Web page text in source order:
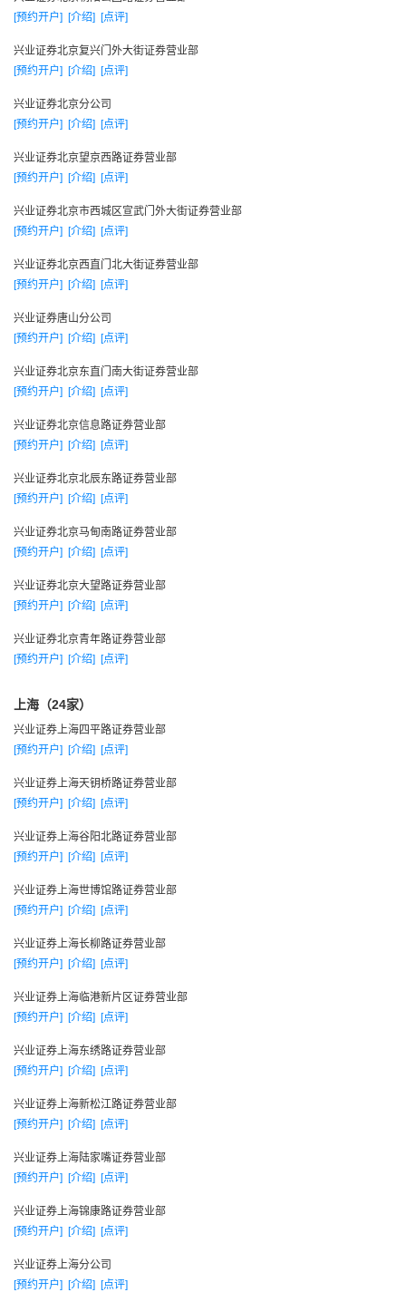
力的综合性优质金融服务公司。到2010年左右，综合实力争取
步入国内券商第一梯队，主要指标进入或接近行业10强，实现
公开上市，公司的竞争平台、实力和行业地位进一步提升。
客户相互依托，携手共进，继续为促进中国证券市场的发展做
编辑本段
兴业证券倡导“提升员工价值，创造客户价值”和“以人为
性、团结、敬业、拚搏的高素质专业化队伍，全司现有职员
1327人，本科学历以上占73%。
兴业证券 继续秉承“艰苦创业、勤勉敬业、廉洁自律、励精
图治”的16字兴业精神。
继续秉承“专业化、规范化、市场化”的战略指导思想。
专业化：提供高品质的金融服务与建设专业化的服务团队
规范化：经营规范化、管理规范化、服务规范化
市场化：主动适应外部环境的变化，用市场引导发展；效
率优先、内部公平竞争，实行激励与约束结合的机制、优胜劣
汰。
专业化是公司的立足之本，是发展的核心；规范化是公司
长远发展的基础；市场化是推动公司发展的动力。
彻底急功近利倾向，确立“立足长远发展、谋求持续盈利”的
始终把合规经营、稳健运作放在重要位置上，致力于建立
加强内部风险防范。
正确处理稳健经营、长远发展与充分把握市场机会之间的
关系。
编辑本段
公司股东
福建投资企业集团公司
兴业银行股份有限公司
上海巴士实业（集团）股份有限公司
厦门市新市区开发建设公司
成功控股集团有限公司
编辑本段
投资银行业务：
在北京、上海、深圳、福州设立投资银行业务机构，在中
国范围内为客户提供优质的投融资服务。
经纪业务：
在中国拥有24家营业网点。基本形成了以福建为基地，上
海为重心，北京、深圳为两翼，主要经济城市为支点，面向全
中国发展的业务布局。
龙岩九一南路证券营业部
[预约开户] [介绍] [点评]
兴业证券北京复兴门外大街证券营业部
[预约开户] [介绍] [点评]
兴业证券北京分公司
[预约开户] [介绍] [点评]
兴业证券北京望京西路证券营业部
[预约开户] [介绍] [点评]
兴业证券北京市西城区宣武门外大街证券营业部
[预约开户] [介绍] [点评]
兴业证券北京西直门北大街证券营业部
[预约开户] [介绍] [点评]
兴业证券唐山分公司
[预约开户] [介绍] [点评]
兴业证券北京东直门南大街证券营业部
[预约开户] [介绍] [点评]
兴业证券北京信息路证券营业部
[预约开户] [介绍] [点评]
兴业证券北京北辰东路证券营业部
[预约开户] [介绍] [点评]
兴业证券北京马甸南路证券营业部
[预约开户] [介绍] [点评]
兴业证券北京大望路证券营业部
[预约开户] [介绍] [点评]
兴业证券北京青年路证券营业部
[预约开户] [介绍] [点评]
上海（24家）
兴业证券上海四平路证券营业部
[预约开户] [介绍] [点评]
兴业证券上海天钥桥路证券营业部
[预约开户] [介绍] [点评]
兴业证券上海谷阳北路证券营业部
[预约开户] [介绍] [点评]
兴业证券上海世博馆路证券营业部
[预约开户] [介绍] [点评]
兴业证券上海长柳路证券营业部
[预约开户] [介绍] [点评]
兴业证券上海临港新片区证券营业部
[预约开户] [介绍] [点评]
兴业证券上海东绣路证券营业部
[预约开户] [介绍] [点评]
兴业证券上海新松江路证券营业部
[预约开户] [介绍] [点评]
兴业证券上海陆家嘴证券营业部
[预约开户] [介绍] [点评]
兴业证券上海锦康路证券营业部
[预约开户] [介绍] [点评]
兴业证券上海分公司
[预约开户] [介绍] [点评]